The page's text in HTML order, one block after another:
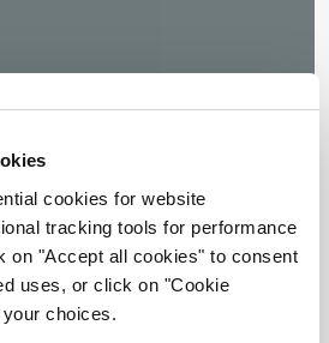
cookies for website
tracking tools for performance
on "Accept all cookies" to consent
uses, or click on "Cookie
choices.